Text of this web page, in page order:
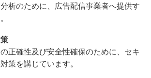
析のために、広告配信事業者へ提供す
正確性及び安全性確保のために、セキ
策を講じています。